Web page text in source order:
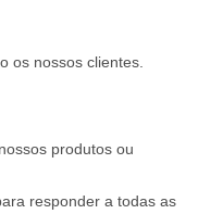
os nossos clientes.
produtos ou
responder a todas as